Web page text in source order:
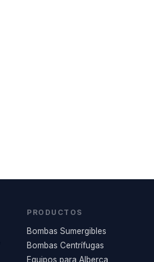
PRODUCTOS
Bombas Sumergibles
Bombas Centrífugas
Equipos para Alberca